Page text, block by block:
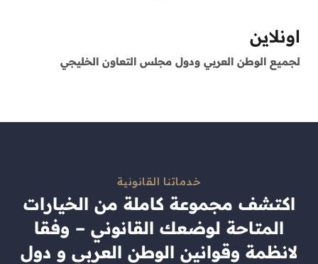
اونلاين
لجميع الوطن العربي ودول مجلس التعاون الخليجي
خدماتنا القانونية
اكتشف مجموعة كاملة من الخيارات
المتاحة لوضعك القانوني – وفقا
لانظمة وقوانين الوطن العربي و دول